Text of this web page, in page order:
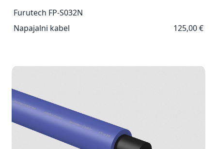
Furutech FP-S032N
Napajalni kabel
125,00 €